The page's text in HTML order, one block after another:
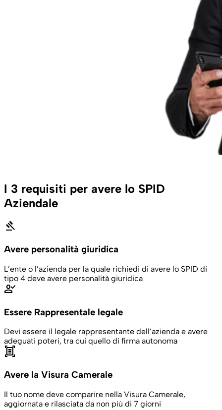
I 3 requisiti per avere lo SPID
Aziendale
gavel
Avere personalità giuridica
L’ente o l’azienda per la quale richiedi di avere lo SPID di
tipo 4 deve avere personalità giuridica
person_check
Essere Rappresentale legale
Devi essere il legale rappresentante dell’azienda e avere
adeguati poteri, tra cui quello di firma autonoma
document_scanner
Avere la Visura Camerale
Il tuo nome deve comparire nella Visura Camerale,
aggiornata e rilasciata da non più di 7 giorni